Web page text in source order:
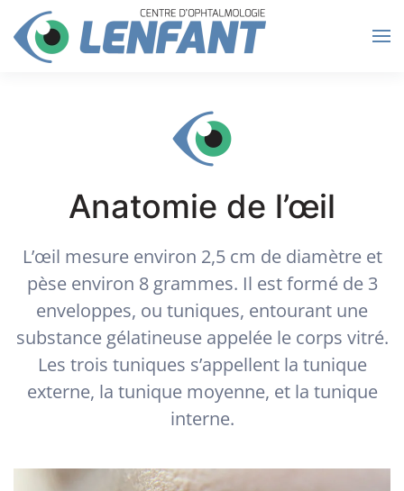
Passer au contenu principal
Anatomie de l’œil
L’œil mesure environ 2,5 cm de diamètre et
pèse environ 8 grammes. Il est formé de 3
enveloppes, ou tuniques, entourant une
substance gélatineuse appelée le corps vitré.
Les trois tuniques s’appellent la tunique
externe, la tunique moyenne, et la tunique
interne.